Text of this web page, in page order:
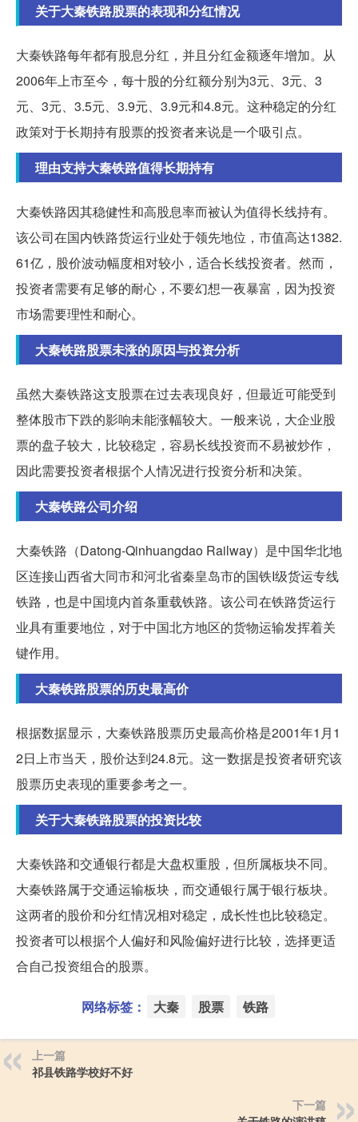
关于大秦铁路股票的表现和分红情况
大秦铁路每年都有股息分红，并且分红金额逐年增加。从
2006年上市至今，每十股的分红额分别为3元、3元、3
元、3元、3.5元、3.9元、3.9元和4.8元。这种稳定的分红
政策对于长期持有股票的投资者来说是一个吸引点。
理由支持大秦铁路值得长期持有
大秦铁路因其稳健性和高股息率而被认为值得长线持有。
该公司在国内铁路货运行业处于领先地位，市值高达1382.
61亿，股价波动幅度相对较小，适合长线投资者。然而，
投资者需要有足够的耐心，不要幻想一夜暴富，因为投资
市场需要理性和耐心。
大秦铁路股票未涨的原因与投资分析
虽然大秦铁路这支股票在过去表现良好，但最近可能受到
整体股市下跌的影响未能涨幅较大。一般来说，大企业股
票的盘子较大，比较稳定，容易长线投资而不易被炒作，
因此需要投资者根据个人情况进行投资分析和决策。
大秦铁路公司介绍
大秦铁路（Datong-Qinhuangdao Railway）是中国华北地
区连接山西省大同市和河北省秦皇岛市的国铁I级货运专线
铁路，也是中国境内首条重载铁路。该公司在铁路货运行
业具有重要地位，对于中国北方地区的货物运输发挥着关
键作用。
大秦铁路股票的历史最高价
根据数据显示，大秦铁路股票历史最高价格是2001年1月1
2日上市当天，股价达到24.8元。这一数据是投资者研究该
股票历史表现的重要参考之一。
关于大秦铁路股票的投资比较
大秦铁路和交通银行都是大盘权重股，但所属板块不同。
大秦铁路属于交通运输板块，而交通银行属于银行板块。
这两者的股价和分红情况相对稳定，成长性也比较稳定。
投资者可以根据个人偏好和风险偏好进行比较，选择更适
合自己投资组合的股票。
网络标签： 大秦 股票 铁路
上一篇
祁县铁路学校好不好
下一篇